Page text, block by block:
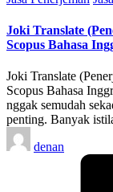
Joki Translate
Scopus Bahasa
Joki Translate
Scopus Bahasa
nggak semudah
penting. Banyak
Posted
by
denan